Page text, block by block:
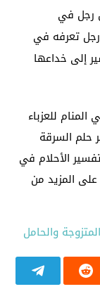
رجل في
رجل تعرفه في
إلى خداعها
للعزباء
حلم السرقة
الأحلام في
المزيد من
والحامل